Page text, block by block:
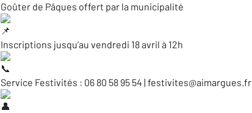
Goûter de Pâques offert par la municipalité
Inscriptions jusqu’au vendredi 18 avril à 12h
Service Festivités : 06 80 58 95 54 | festivites@aimargues.fr